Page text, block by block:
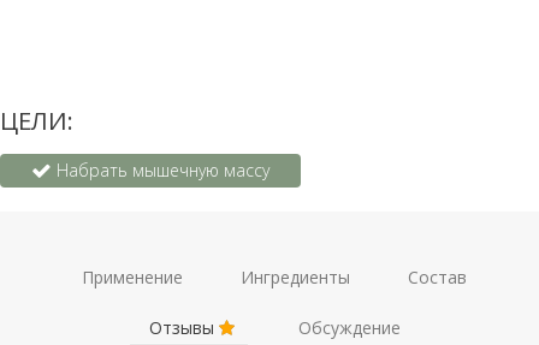
ЦЕЛИ:
Набрать мышечную массу
Применение Ингредиенты Состав
Отзывы Обсуждение